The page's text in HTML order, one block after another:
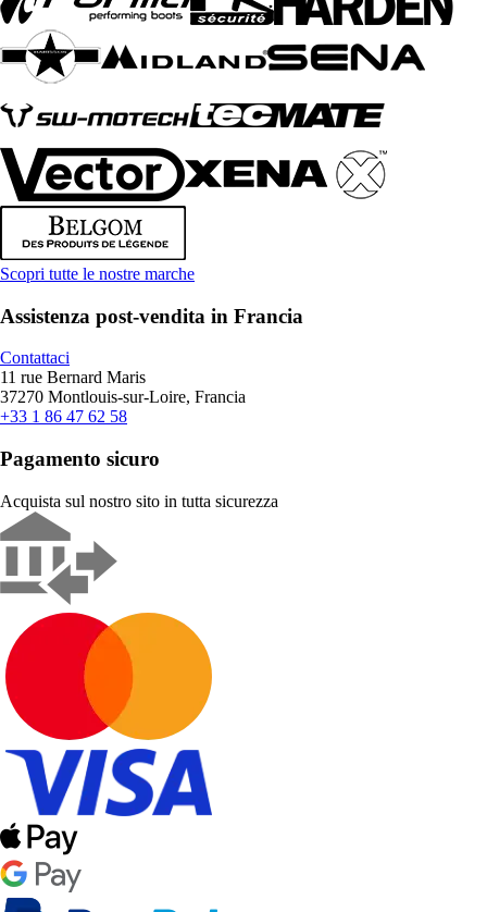
Scopri tutte le nostre marche
Assistenza post-vendita in Francia
Contattaci
11 rue Bernard Maris
37270 Montlouis-sur-Loire, Francia
+33 1 86 47 62 58
Pagamento sicuro
Acquista sul nostro sito in tutta sicurezza